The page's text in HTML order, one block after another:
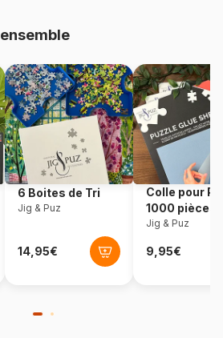
Turquie
Grafika-T-00186
3663384501869
1500 pièces
85 x 60 cm
6 Boites de Tri
Jig & Puz
Colle pour
1000 pièces
Jig & Puz